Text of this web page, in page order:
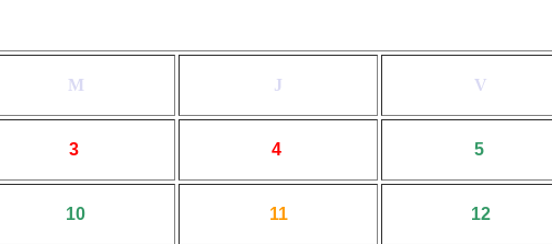
M J V
3 4 5
10 11 12